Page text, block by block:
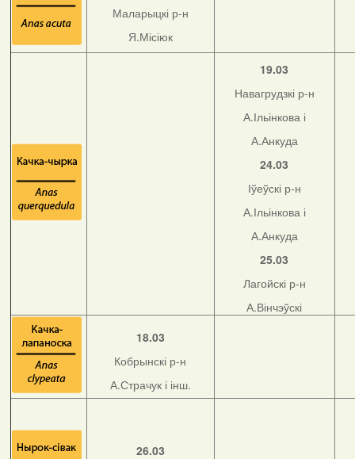
Маларыцкі р-н
Я.Місіюк
19.03
Навагрудзкі р-н
А.Ільінкова і
А.Анкуда
24.03
Іўеўскі р-н
А.Ільінкова і
А.Анкуда
25.03
Лагойскі р-н
А.Вінчэўскі
18.03
Кобрынскі р-н
А.Страчук і інш.
26.03